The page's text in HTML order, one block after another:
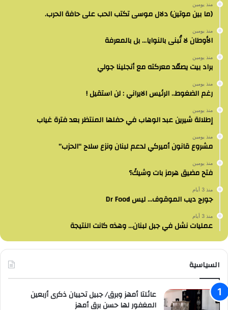
منذ يومين
(ما بين موتين) دلال موسى تكتب الحب على حافة الحرب.
منذ يومين
الأوطان لا تُبنى بالنوايا… بل بالمعرفة
منذ يومين
براد بيت يصعّد معركته مع أنجلينا جولي
منذ يومين
رغم الضغوط.. الرئيس الايراني : لن استقيل !
منذ يومين
إطلالة شيرين عبد الوهاب في حفلها المنتظر بعد فترة غياب
منذ يومين
مشروع قانون أميركي لدعم لبنان ونزع سلاح “الحزب”
منذ يومين
فتح مضيق هرمز بات وشيكً؟
منذ 3 أيام
جورج ديب الموقوف… ليس Dr Food
منذ 3 أيام
عمليات نشل في جبل لبنان… وهذه كانت النتيجة
السياسية
عائلتا أمهز وبرق/ جبيل تحييان ذكرى أربعين
المغفور لها حسن برق أمهز